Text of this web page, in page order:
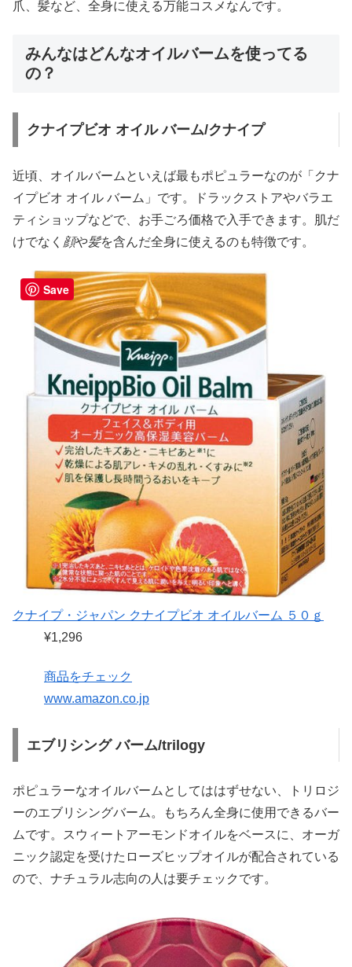
爪、髪など、全身に使える万能コスメなんです。
みんなはどんなオイルバームを使ってる
の？
クナイプビオ オイル バーム/クナイプ
近頃、オイルバームといえば最もポピュラーなのが「クナ
イプビオ オイル バーム」です。ドラックストアやバラエ
ティショップなどで、お手ごろ価格で入手できます。肌だ
けでなく 顔や髪を含んだ全身に使えるのも特徴です。
クナイプ・ジャパン クナイプビオ オイルバーム ５０ｇ
¥1,296
商品をチェック
www.amazon.co.jp
エブリシング バーム/trilogy
ポピュラーなオイルバームとしてははずせない、トリロジ
ーのエブリシングバーム。もちろん全身に使用できるバー
ムです。スウィートアーモンドオイルをベースに、オーガ
ニック認定を受けたローズヒップオイルが配合されている
ので、ナチュラル志向の人は要チェックです。
Save